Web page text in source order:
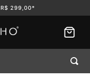
299,00*